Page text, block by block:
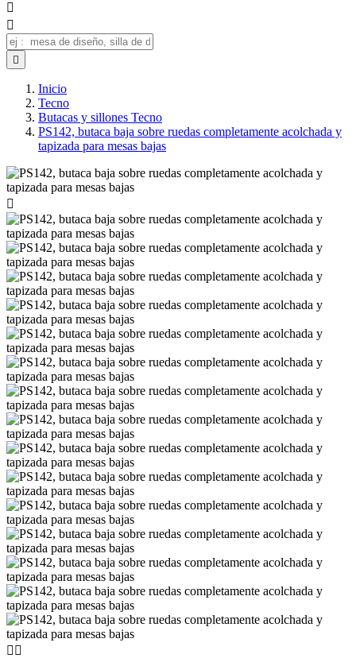



Inicio
Tecno
Butacas y sillones Tecno
PS142, butaca baja sobre ruedas completamente acolchada y
tapizada para mesas bajas

 